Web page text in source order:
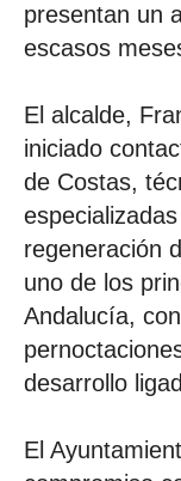
presentan un
escasos
El alcalde,
iniciado
de Costas,
regeneración
uno de los
Andalucía,
desarrollo
El